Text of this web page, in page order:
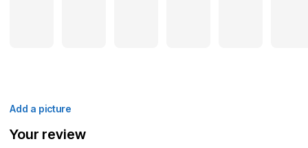
Add a picture
Your review